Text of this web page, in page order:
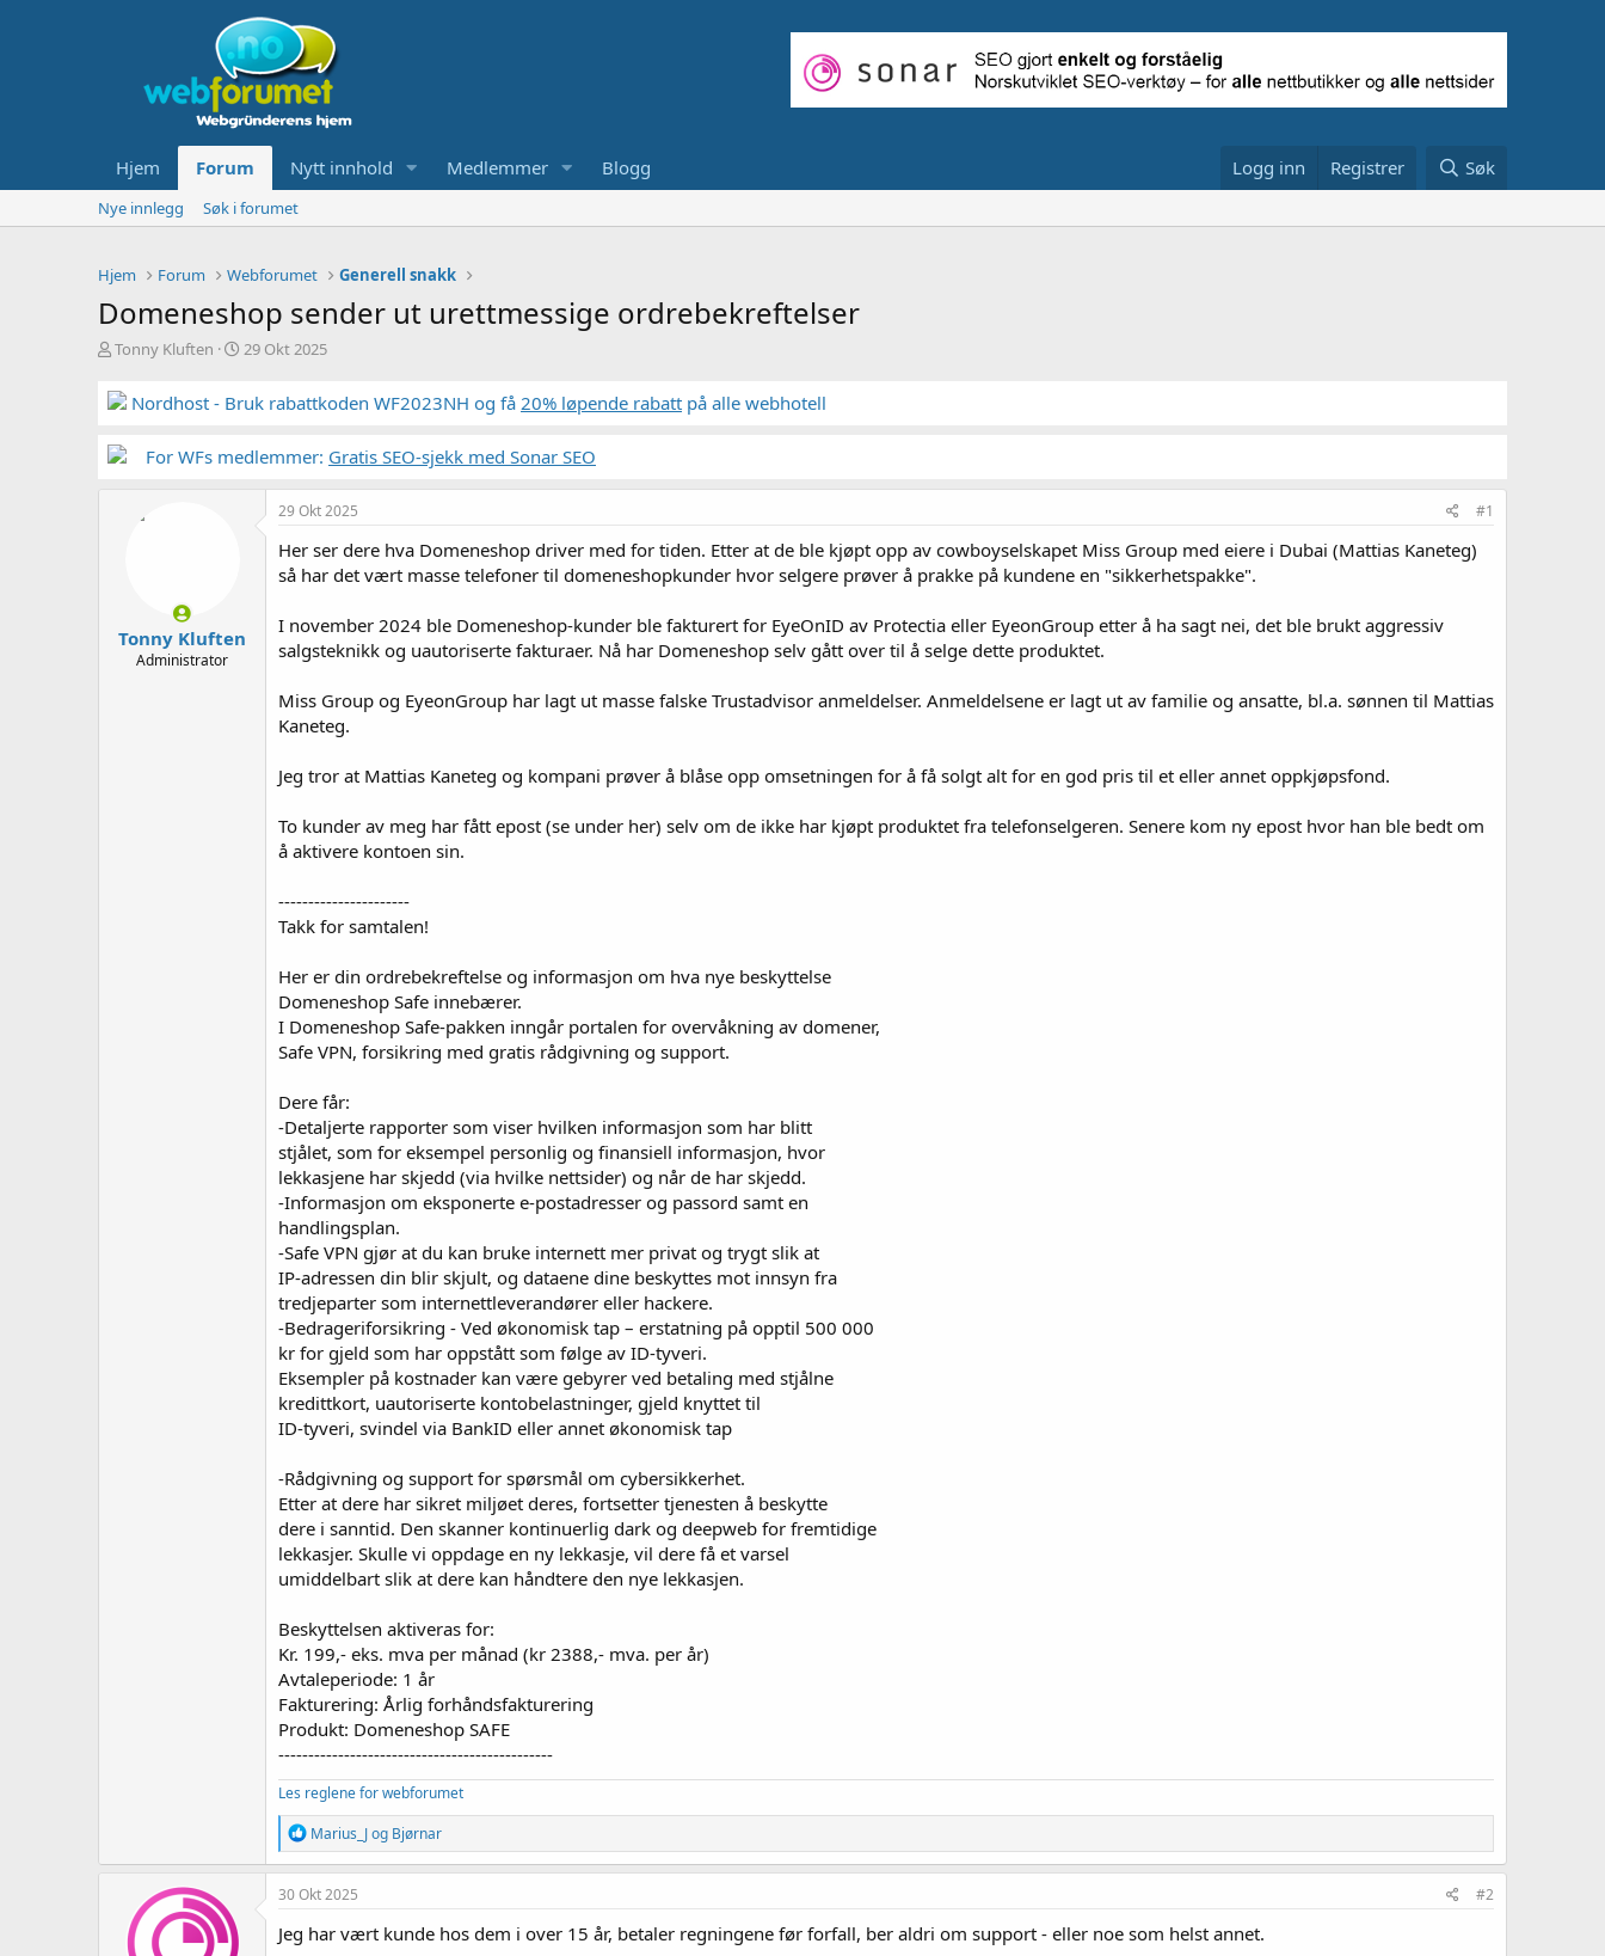
Hjem Forum Nytt innhold Medlemmer Blogg Logg inn Registrer Søk
Nye innlegg Søk i forumet
Hjem Forum Webforumet Generell snakk
Domeneshop sender ut urettmessige ordrebekreftelser
T
å
d
t
Tonny Kluften
S
r
d
29 Okt 2025
Nordhost - Bruk rabattkoden WF2023NH og få 20% løpende rabatt på alle webhotell
For WFs medlemmer: Gratis SEO-sjekk med Sonar SEO
Tonny Kluften
Administrator
29 Okt 2025 #1
Her ser dere hva Domeneshop driver med for tiden. Etter at de ble kjøpt opp av cowboyselskapet Miss Group med eiere i Dubai (Mattias Kaneteg)
så har det vært masse telefoner til domeneshopkunder hvor selgere prøver å prakke på kundene en "sikkerhetspakke".
I november 2024 ble Domeneshop-kunder ble fakturert for EyeOnID av Protectia eller EyeonGroup etter å ha sagt nei, det ble brukt aggressiv
salgsteknikk og uautoriserte fakturaer. Nå har Domeneshop selv gått over til å selge dette produktet.
Miss Group og EyeonGroup har lagt ut masse falske Trustadvisor anmeldelser. Anmeldelsene er lagt ut av familie og ansatte, bl.a. sønnen til Mattias
Kaneteg.
Jeg tror at Mattias Kaneteg og kompani prøver å blåse opp omsetningen for å få solgt alt for en god pris til et eller annet oppkjøpsfond.
To kunder av meg har fått epost (se under her) selv om de ikke har kjøpt produktet fra telefonselgeren. Senere kom ny epost hvor han ble bedt om
å aktivere kontoen sin.
----------------------
Takk for samtalen!
Her er din ordrebekreftelse og informasjon om hva nye beskyttelse
Domeneshop Safe innebærer.
I Domeneshop Safe-pakken inngår portalen for overvåkning av domener,
Safe VPN, forsikring med gratis rådgivning og support.
Dere får:
-Detaljerte rapporter som viser hvilken informasjon som har blitt
stjålet, som for eksempel personlig og finansiell informasjon, hvor
lekkasjene har skjedd (via hvilke nettsider) og når de har skjedd.
-Informasjon om eksponerte e-postadresser og passord samt en
handlingsplan.
-Safe VPN gjør at du kan bruke internett mer privat og trygt slik at
IP-adressen din blir skjult, og dataene dine beskyttes mot innsyn fra
tredjeparter som internettleverandører eller hackere.
-Bedrageriforsikring - Ved økonomisk tap – erstatning på opptil 500 000
kr for gjeld som har oppstått som følge av ID-tyveri.
Eksempler på kostnader kan være gebyrer ved betaling med stjålne
kredittkort, uautoriserte kontobelastninger, gjeld knyttet til
ID-tyveri, svindel via BankID eller annet økonomisk tap
-Rådgivning og support for spørsmål om cybersikkerhet.
Etter at dere har sikret miljøet deres, fortsetter tjenesten å beskytte
dere i sanntid. Den skanner kontinuerlig dark og deepweb for fremtidige
lekkasjer. Skulle vi oppdage en ny lekkasje, vil dere få et varsel
umiddelbart slik at dere kan håndtere den nye lekkasjen.
Beskyttelsen aktiveras for:
Kr. 199,- eks. mva per månad (kr 2388,- mva. per år)
Avtaleperiode: 1 år
Fakturering: Årlig forhåndsfakturering
Produkt: Domeneshop SAFE
----------------------------------------------
Les reglene for webforumet
R
e
a
k
j
o
Marius_Jog Bjørnar
30 Okt 2025 #2
Jeg har vært kunde hos dem i over 15 år, betaler regningene før forfall, ber aldri om support - eller noe som helst annet.